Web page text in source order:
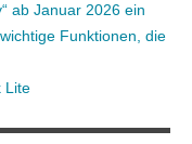
ab Januar 2026 ein
Funktionen, die
Lite